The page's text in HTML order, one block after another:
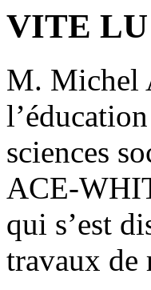
VITE LU
M. Michel
sciences
ACE-
qui s’est
travaux de